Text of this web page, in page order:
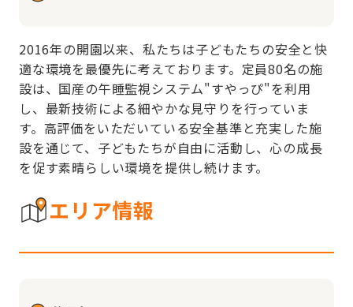
2016年の開園以来、私たちは子どもたちの安全と快
適な環境を最優先に考えております。定員80名の施
設は、国産の午睡監視システム"すやっぴ"を利用
し、最新技術による細やかな見守りを行っていま
す。高評価をいただいている安全基準と充実した施
設を通じて、子どもたちが自由に活動し、心の成長
を促す素晴らしい環境を提供し続けます。
エリア情報